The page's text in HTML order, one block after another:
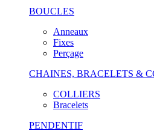
BOUCLES
Anneaux
Fixes
Perçage
CHAINES, BRACELETS &
COLLIERS
Bracelets
PENDENTIF